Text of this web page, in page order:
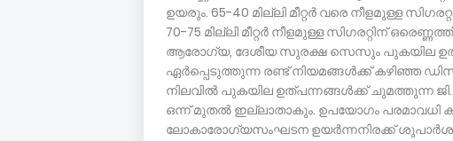
ഉയരും. 65-40 മില്ലി മീറ്റർ വരെ നീളമുള്ള
70-75 മില്ലി മീറ്റർ നീളമുള്ള സിഗരറ്റിന്
ആരോഗ്യ, ദേശീയ സുരക്ഷ സെസും പുകയില
ഏർപ്പെടുത്തുന്ന രണ്ട് നിയമങ്ങൾക്ക് കഴിഞ്ഞ
നിലവിൽ പുകയില ഉത്പന്നങ്ങൾക്ക് ചുമത്തുന്ന
ഒന്ന് മുതൽ ഇല്ലാതാകും. ഉപയോഗം
ലോകാരോഗ്യസംഘടന ഉയർന്നനിരക്ക്